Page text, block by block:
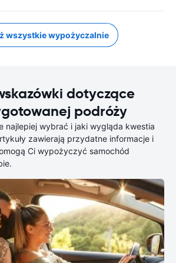
wszystkie wypożyczalnie
dotyczące
podróży
najlepiej wybrać i jaki wygląda kwestia
zawierają przydatne informacje i
Ci wypożyczyć samochód